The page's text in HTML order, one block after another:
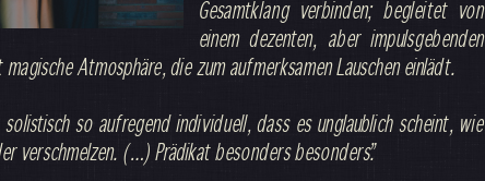
Gesamtklang verbinden; begleitet von
einem dezenten, aber impulsgebenden
Atmosphäre, die zum aufmerksamen Lauschen einlädt.
so aufregend individuell, dass es unglaublich scheint, wie
verschmelzen. (…) Prädikat besonders besonders.”